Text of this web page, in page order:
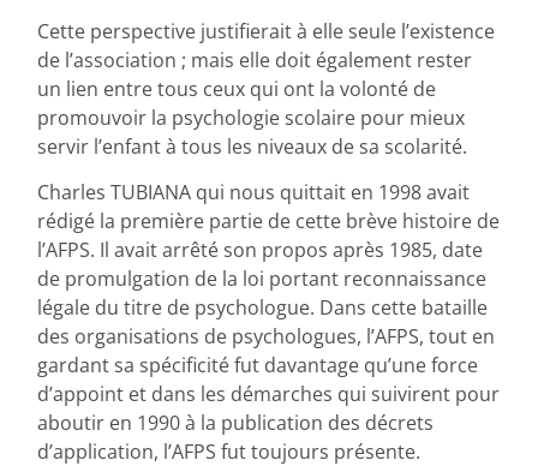
Cette perspective justifierait à elle seule l’existence
de l’association ; mais elle doit également rester
un lien entre tous ceux qui ont la volonté de
promouvoir la psychologie scolaire pour mieux
servir l’enfant à tous les niveaux de sa scolarité.
Charles TUBIANA qui nous quittait en 1998 avait
rédigé la première partie de cette brève histoire de
l’AFPS. Il avait arrêté son propos après 1985, date
de promulgation de la loi portant reconnaissance
légale du titre de psychologue. Dans cette bataille
des organisations de psychologues, l’AFPS, tout en
gardant sa spécificité fut davantage qu’une force
d’appoint et dans les démarches qui suivirent pour
aboutir en 1990 à la publication des décrets
d’application, l’AFPS fut toujours présente.